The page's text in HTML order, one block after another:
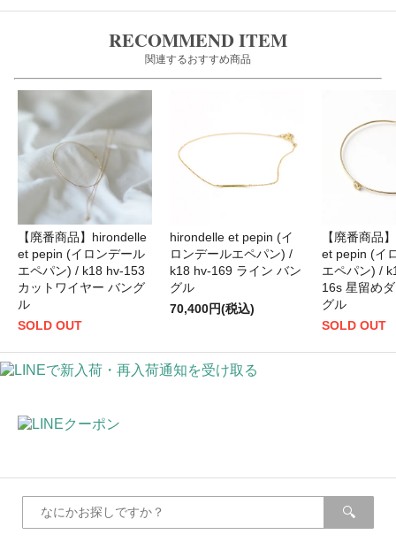
RECOMMEND ITEM
関連するおすすめ商品
【廃番商品】hirondelle
et pepin (イロンデール
エペパン) / k18 hv-153
カットワイヤー バング
ル
SOLD OUT
hirondelle et pepin (イ
ロンデールエペパン) /
k18 hv-169 ライン バン
グル
70,400円(税込)
【廃番商品
et pepin (イ
エペパン) /
16s 星留め
グル
SOLD OUT